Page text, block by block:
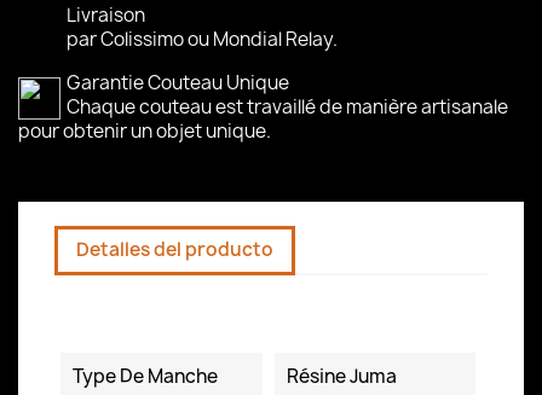
Livraison
par Colissimo ou Mondial Relay.
Garantie Couteau Unique
Chaque couteau est travaillé de manière artisanale
pour obtenir un objet unique.
Detalles del producto
Type De Manche
Résine Juma